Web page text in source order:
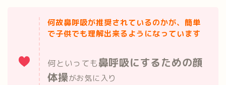
何故鼻呼吸が推奨されているのかが、簡単
で子供でも理解出来るようになっています
何といっても鼻呼吸にするための顔
体操がお気に入り